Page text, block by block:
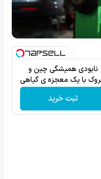
نابودی همیشگی چین و
با یک معجزه ی گیاهی
ثبت خرید